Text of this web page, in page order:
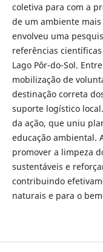
coletiva para com a
de um ambiente
envolveu uma
referências
Lago Pôr-do-Sol.
mobilização de
destinação correta
suporte logístico
da ação, que uniu
educação ambiental.
promover a limpeza
sustentáveis e
contribuindo
naturais e para o